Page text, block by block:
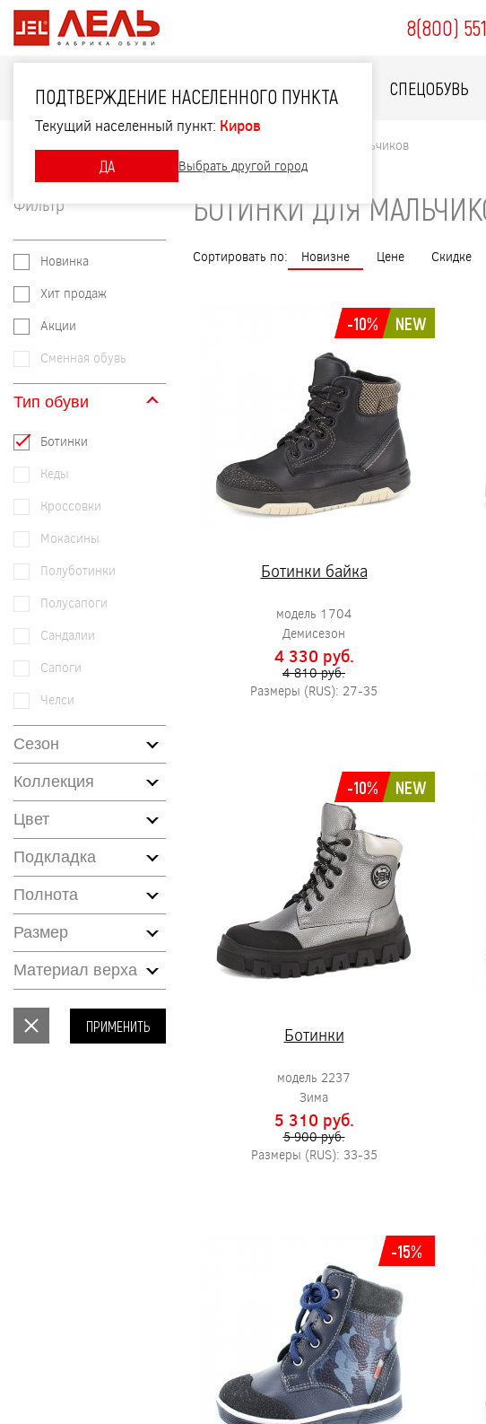
8(800)
ПОДТВЕРЖДЕНИЕ НАСЕЛЕННОГО ПУНКТА
Текущий населенный пункт: Киров
ДА Выбрать другой город
ДЛЯ НЕЁ ДЛЯ НЕГО ДЛЯ ДЕТЕЙ СПЕЦОБУВЬ
Ботинки для мальчиков
Фильтр
Новинка
Хит продаж
Акции
Сменная обувь
Тип обуви
Ботинки
Кеды
Кроссовки
Мокасины
Полуботинки
Полусапоги
Сандалии
Сапоги
Челси
Сезон
Коллекция
Цвет
Подкладка
Полнота
Размер
Материал верха
ПРИМЕНИТЬ
БОТИНКИ ДЛЯ
Сортировать по: Новизне Цене Скидке
-10% NEW
Ботинки байка
модель 1704
Демисезон
4 330 pуб.
4 810 pуб.
Размеры (RUS): 27-35
-10% NEW
Ботинки
модель 2237
Зима
5 310 pуб.
5 900 pуб.
Размеры (RUS): 33-35
-15%